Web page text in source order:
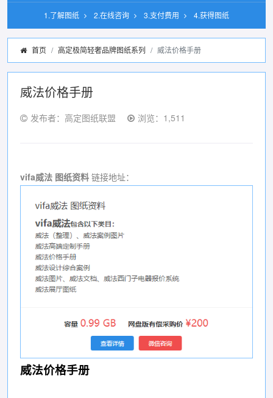
1.了解图纸 2.在线咨询 3.支付费用 4.获得图纸
首页 高定极简轻奢品牌图纸系列 威法价格手册
威法价格手册
发布者：高定图纸联盟 浏览：1,511
vifa威法 图纸资料 链接地址：
威法价格手册